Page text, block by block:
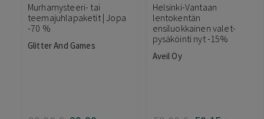
Murhamysteeri- tai
teemajuhlapaketit | Jopa
-70 %
Glitter And Games
Helsinki-Vantaan
lentokentän
ensiluokkainen valet-
pysäköinti nyt -15%
Aveil Oy